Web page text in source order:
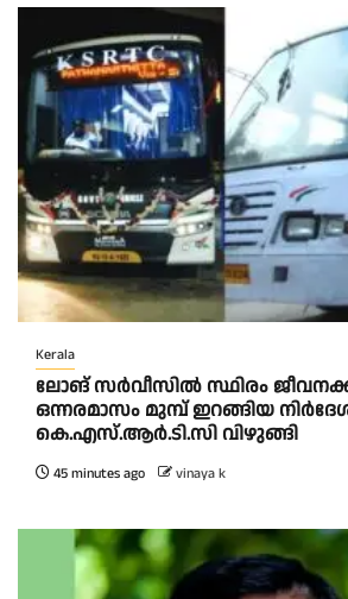
Kerala
ലോങ് സർവീസിൽ സ്ഥിരം
ഒന്നരമാസം മുമ്പ് ഇറങ്ങിയ
കെ.എസ്.ആർ.ടി.സി വിഴുങ്ങി
45 minutes ago vinaya k